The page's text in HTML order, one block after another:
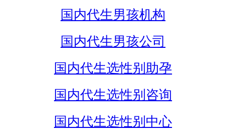
国内代生男孩机构
国内代生男孩公司
国内代生选性别助孕
国内代生选性别咨询
国内代生选性别中心